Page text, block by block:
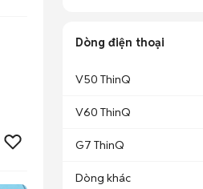
Dòng điện thoại
V50 ThinQ
V60 ThinQ
G7 ThinQ
Dòng khác